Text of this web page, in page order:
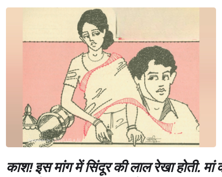
काश! इस मांग में सिंदूर की लाल रेखा होती.